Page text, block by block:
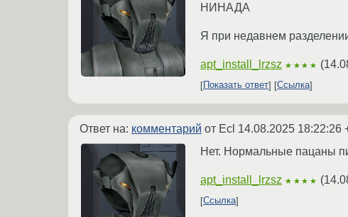
НИНАДА
Я при недавнем
apt_install_lrzsz ★★★★ (
Показать ответ Ссылка
Ответ на: комментарий от Ecl 14.08.2025 18:22:26
Нет. Нормальные пацаны
apt_install_lrzsz ★★★★ (
Ссылка